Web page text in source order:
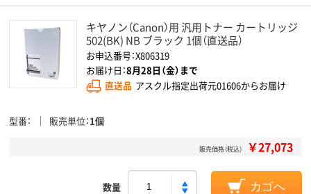
キヤノン（Canon）用 汎用トナー カートリッジ
502(BK) NB ブラック 1個（直送品）
お申込番号：X806319
お届け日：8月28日（金）まで
直送品 アスクル指定出荷元01606からお届け
型番 販売単位 1個
販売価格（税込） ￥27,073
数量 カゴへ